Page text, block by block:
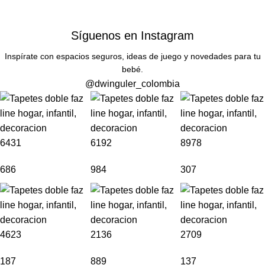
Síguenos en Instagram
Inspírate con espacios seguros, ideas de juego y novedades para tu
bebé.
@dwinguler_colombia
6431
686
6192
984
8978
307
4623
187
2136
889
2709
137